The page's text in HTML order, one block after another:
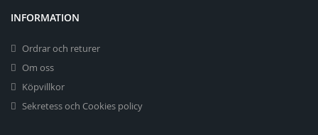
INFORMATION
Ordrar och returer
Om oss
Köpvillkor
Sekretess och Cookies policy